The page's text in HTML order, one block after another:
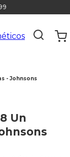
- Johnsons
Un